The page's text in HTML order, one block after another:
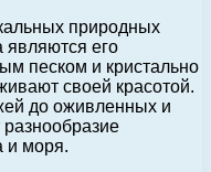
природных
являются его
песком и кристально
своей красотой.
до оживленных и
и моря.